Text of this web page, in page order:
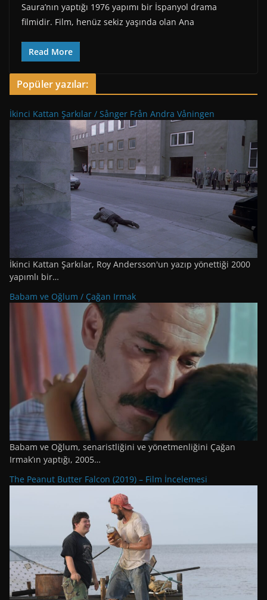
Saura’nın yaptığı 1976 yapımı bir İspanyol drama
filmidir. Film, henüz sekiz yaşında olan Ana
Read More
Popüler yazılar:
İkinci Kattan Şarkılar / Sånger Från Andra Våningen
İkinci Kattan Şarkılar, Roy Andersson'un yazıp yönettiği 2000
yapımlı bir…
Babam ve Oğlum / Çağan Irmak
Babam ve Oğlum, senaristliğini ve yönetmenliğini Çağan
Irmak’ın yaptığı, 2005…
The Peanut Butter Falcon (2019) – Film İncelemesi